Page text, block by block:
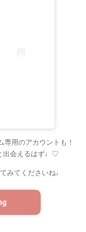
用のアカウントも！
出会えるはず♩♡
みてくださいね♩